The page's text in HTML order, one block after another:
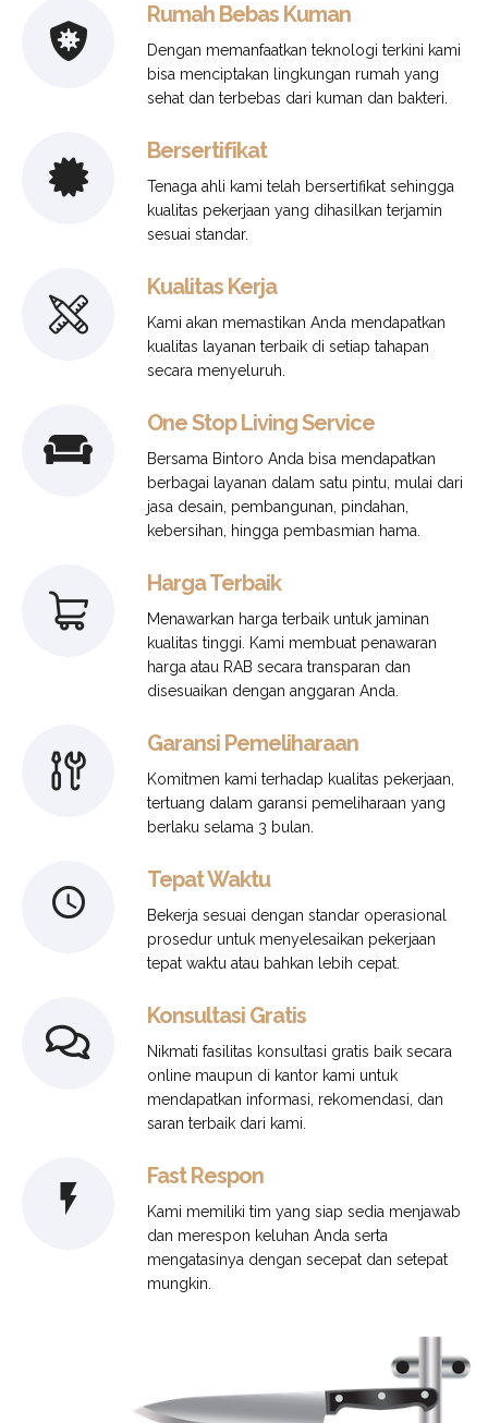
Rumah Bebas Kuman
Dengan memanfaatkan teknologi terkini kami
bisa menciptakan lingkungan rumah yang
sehat dan terbebas dari kuman dan bakteri.
Bersertifikat
Tenaga ahli kami telah bersertifikat sehingga
kualitas pekerjaan yang dihasilkan terjamin
sesuai standar.
Kualitas Kerja
Kami akan memastikan Anda mendapatkan
kualitas layanan terbaik di setiap tahapan
secara menyeluruh.
One Stop Living Service
Bersama Bintoro Anda bisa mendapatkan
berbagai layanan dalam satu pintu, mulai dari
jasa desain, pembangunan, pindahan,
kebersihan, hingga pembasmian hama.
Harga Terbaik
Menawarkan harga terbaik untuk jaminan
kualitas tinggi. Kami membuat penawaran
harga atau RAB secara transparan dan
disesuaikan dengan anggaran Anda.
Garansi Pemeliharaan
Komitmen kami terhadap kualitas pekerjaan,
tertuang dalam garansi pemeliharaan yang
berlaku selama 3 bulan.
Tepat Waktu
Bekerja sesuai dengan standar operasional
prosedur untuk menyelesaikan pekerjaan
tepat waktu atau bahkan lebih cepat.
Konsultasi Gratis
Nikmati fasilitas konsultasi gratis baik secara
online maupun di kantor kami untuk
mendapatkan informasi, rekomendasi, dan
saran terbaik dari kami.
Fast Respon
Kami memiliki tim yang siap sedia menjawab
dan merespon keluhan Anda serta
mengatasinya dengan secepat dan setepat
mungkin.